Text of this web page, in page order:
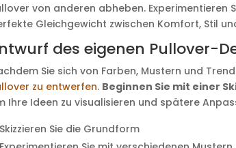
von anderen abheben.
Gleichgewicht zwischen Komfort, Stil
des eigenen Pullover-
Sie sich von Farben, Mustern und
zu entwerfen. Beginnen Sie mit einer
Ihre Ideen zu visualisieren und spätere
Skizzieren Sie die Grundform